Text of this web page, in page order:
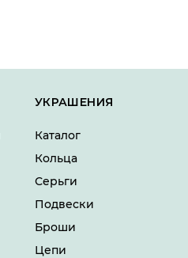
УКРАШЕНИЯ
Каталог
Кольца
Серьги
Подвески
Броши
Цепи